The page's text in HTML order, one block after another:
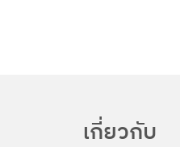
เกี่ยวกับ